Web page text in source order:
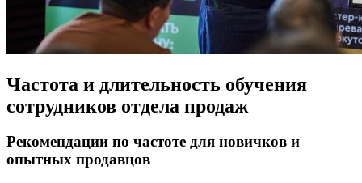
Частота и длительность обучения
сотрудников отдела продаж
Рекомендации по частоте для новичков и
опытных продавцов